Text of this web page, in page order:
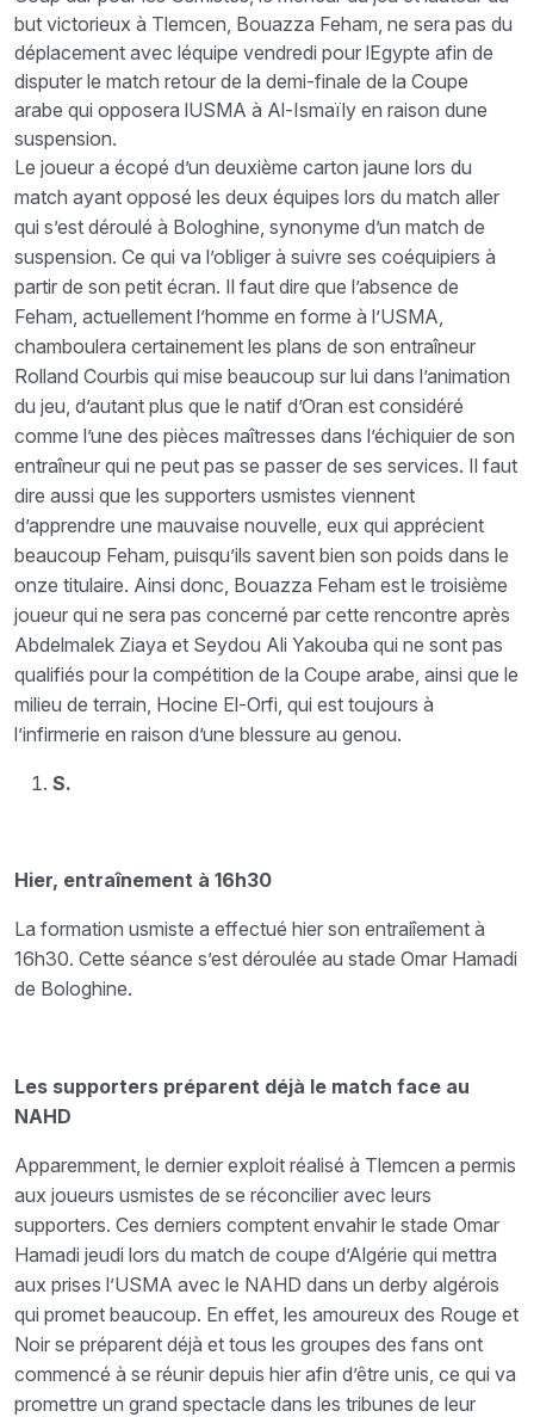
but victorieux à Tlemcen, Bouazza Feham, ne sera pas du
déplacement avec léquipe vendredi pour lEgypte afin de
disputer le match retour de la demi-finale de la Coupe
arabe qui opposera lUSMA à Al-Ismaïly en raison dune
suspension.
Le joueur a écopé d’un deuxième carton jaune lors du
match ayant opposé les deux équipes lors du match aller
qui s’est déroulé à Bologhine, synonyme d’un match de
suspension. Ce qui va l’obliger à suivre ses coéquipiers à
partir de son petit écran. Il faut dire que l’absence de
Feham, actuellement l’homme en forme à l’USMA,
chamboulera certainement les plans de son entraîneur
Rolland Courbis qui mise beaucoup sur lui dans l’animation
du jeu, d’autant plus que le natif d’Oran est considéré
comme l’une des pièces maîtresses dans l’échiquier de son
entraîneur qui ne peut pas se passer de ses services. Il faut
dire aussi que les supporters usmistes viennent
d’apprendre une mauvaise nouvelle, eux qui apprécient
beaucoup Feham, puisqu’ils savent bien son poids dans le
onze titulaire. Ainsi donc, Bouazza Feham est le troisième
joueur qui ne sera pas concerné par cette rencontre après
Abdelmalek Ziaya et Seydou Ali Yakouba qui ne sont pas
qualifiés pour la compétition de la Coupe arabe, ainsi que le
milieu de terrain, Hocine El-Orfi, qui est toujours à
l’infirmerie en raison d’une blessure au genou.
S.
Hier, entraînement à 16h30
La formation usmiste a effectué hier son entraiîement à
16h30. Cette séance s’est déroulée au stade Omar Hamadi
de Bologhine.
Les supporters préparent déjà le match face au
NAHD
Apparemment, le dernier exploit réalisé à Tlemcen a permis
aux joueurs usmistes de se réconcilier avec leurs
supporters. Ces derniers comptent envahir le stade Omar
Hamadi jeudi lors du match de coupe d’Algérie qui mettra
aux prises l’USMA avec le NAHD dans un derby algérois
qui promet beaucoup. En effet, les amoureux des Rouge et
Noir se préparent déjà et tous les groupes des fans ont
commencé à se réunir depuis hier afin d’être unis, ce qui va
promettre un grand spectacle dans les tribunes de leur